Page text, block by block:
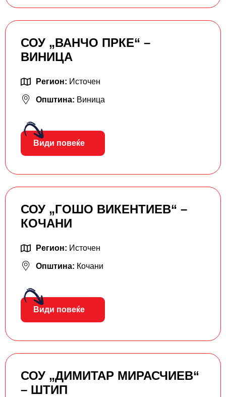
СОУ „ВАНЧО ПРКЕ“ –
ВИНИЦА
Регион: Источен
Општина: Виница
Види повеќе
СОУ „ГОШО ВИКЕНТИЕВ“ –
КОЧАНИ
Регион: Источен
Општина: Кочани
Види повеќе
СОУ „ДИМИТАР МИРАСЧИЕВ“
– ШТИП